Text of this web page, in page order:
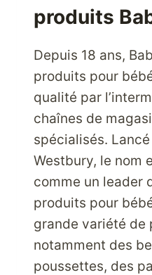
ASOS
produits
Depuis 18 ans,
produits pour
qualité par
chaînes de
spécialisés.
Westbury, le nom
comme un leader
produits pour
grande variété de
notamment des
poussettes, des